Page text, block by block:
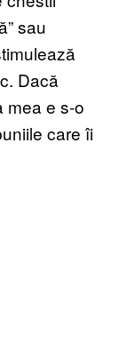
sau
Dacă
mea e s-o
care îi